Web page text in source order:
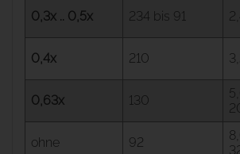
0,3x .. 0,5x 234 bis 91
0,4x 210
0,63x 130
ohne 92